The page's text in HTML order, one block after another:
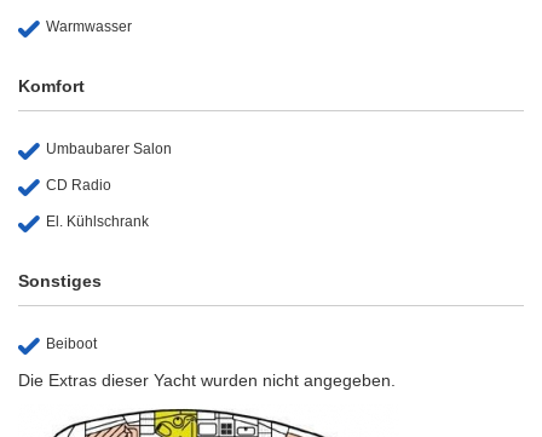
Warmwasser
Komfort
Umbaubarer Salon
CD Radio
El. Kühlschrank
Sonstiges
Beiboot
Die Extras dieser Yacht wurden nicht angegeben.